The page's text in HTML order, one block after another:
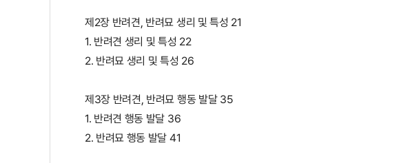
제2장 반려견, 반려묘 생리 및 특성 21
1. 반려견 생리 및 특성 22
2. 반려묘 생리 및 특성 26
제3장 반려견, 반려묘 행동 발달 35
1. 반려견 행동 발달 36
2. 반려묘 행동 발달 41